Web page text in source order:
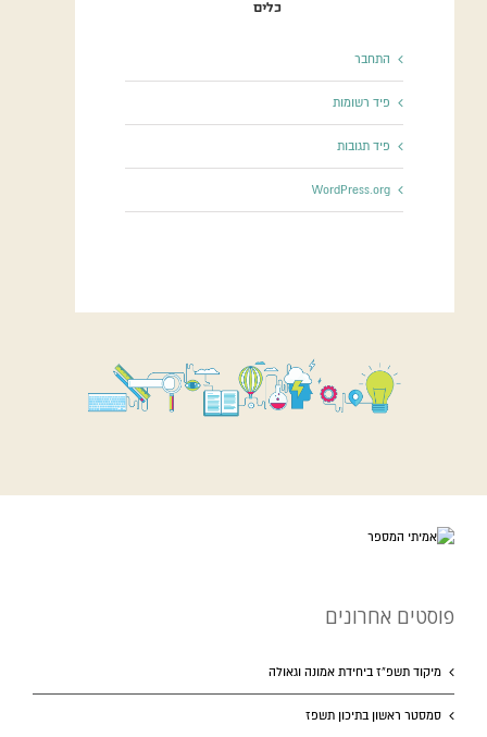
כלים
התחבר
פיד רשומות
פיד תגובות
WordPress.org
פוסטים אחרונים
מיקוד תשפ”ז ביחידת אמונה וגאולה
סמסטר ראשון בתיכון תשפז